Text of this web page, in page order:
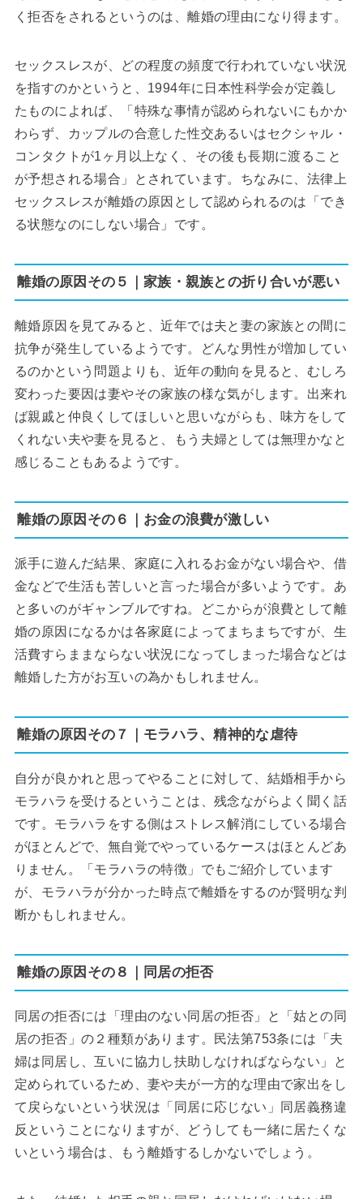
く拒否をされるというのは、離婚の理由になり得ます。
セックスレスが、どの程度の頻度で行われていない状況
を指すのかというと、1994年に日本性科学会が定義し
たものによれば、「特殊な事情が認められないにもかか
わらず、カップルの合意した性交あるいはセクシャル・
コンタクトが1ヶ月以上なく、その後も長期に渡ること
が予想される場合」とされています。ちなみに、法律上
セックスレスが離婚の原因として認められるのは「でき
る状態なのにしない場合」です。
離婚の原因その５｜家族・親族との折り合いが悪い
離婚原因を見てみると、近年では夫と妻の家族との間に
抗争が発生しているようです。どんな男性が増加してい
るのかという問題よりも、近年の動向を見ると、むしろ
変わった要因は妻やその家族の様な気がします。出来れ
ば親戚と仲良くしてほしいと思いながらも、味方をして
くれない夫や妻を見ると、もう夫婦としては無理かなと
感じることもあるようです。
離婚の原因その６｜お金の浪費が激しい
派手に遊んだ結果、家庭に入れるお金がない場合や、借
金などで生活も苦しいと言った場合が多いようです。あ
と多いのがギャンブルですね。どこからが浪費として離
婚の原因になるかは各家庭によってまちまちですが、生
活費すらままならない状況になってしまった場合などは
離婚した方がお互いの為かもしれません。
離婚の原因その７｜モラハラ、精神的な虐待
自分が良かれと思ってやることに対して、結婚相手から
モラハラを受けるということは、残念ながらよく聞く話
です。モラハラをする側はストレス解消にしている場合
がほとんどで、無自覚でやっているケースはほとんどあ
りません。「モラハラの特徴」でもご紹介しています
が、モラハラが分かった時点で離婚をするのが賢明な判
断かもしれません。
離婚の原因その８｜同居の拒否
同居の拒否には「理由のない同居の拒否」と「姑との同
居の拒否」の２種類があります。民法第753条には「夫
婦は同居し、互いに協力し扶助しなければならない」と
定められているため、妻や夫が一方的な理由で家出をし
て戻らないという状況は「同居に応じない」同居義務違
反ということになりますが、どうしても一緒に居たくな
いという場合は、もう離婚するしかないでしょう。